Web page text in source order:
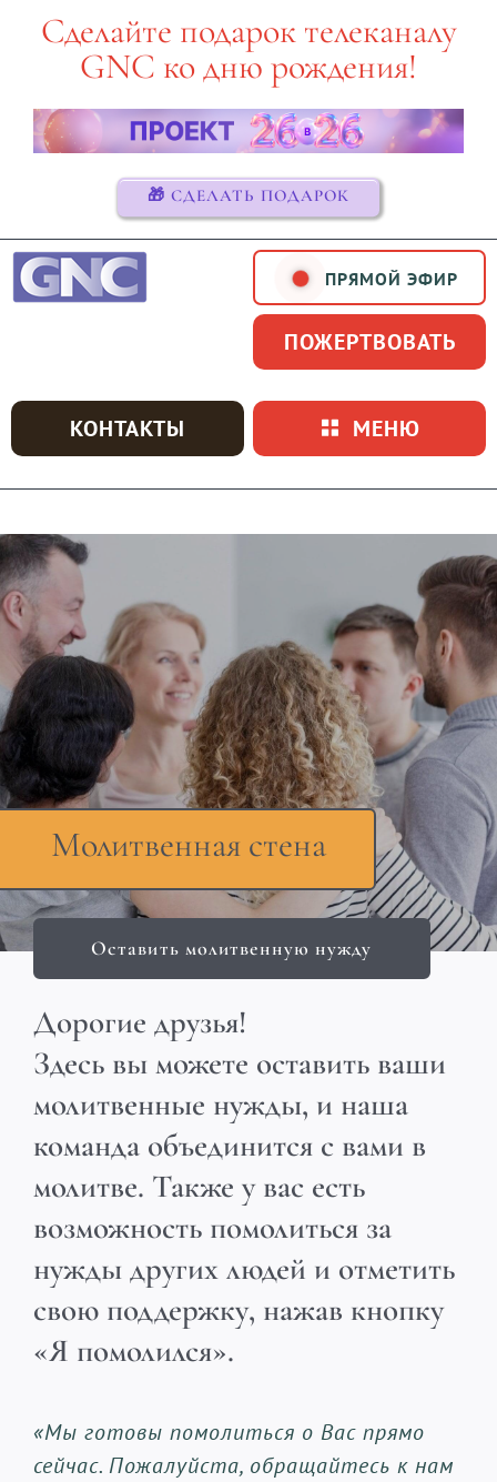
Сделайте подарок телеканалу
GNC ко дню рождения!
🎁 СДЕЛАТЬ ПОДАРОК
ПРЯМОЙ ЭФИР
ПОЖЕРТВОВАТЬ
КОНТАКТЫ МЕНЮ
Молитвенная стена
Оставить молитвенную нужду
Дорогие друзья!
Здесь вы можете оставить ваши
молитвенные нужды, и наша
команда объединится с вами в
молитве. Также у вас есть
возможность помолиться за
нужды других людей и отметить
свою поддержку, нажав кнопку
«Я помолился».
«Мы готовы помолиться о Вас прямо
сейчас. Пожалуйста, обращайтесь к нам